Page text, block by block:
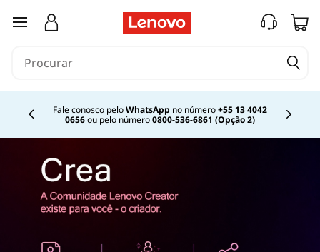
O
e
saltar para o conteúdo principal
Fale conosco peloWhatsApp no número+55 13 4042
0656ou pelo número0800-536-6861 (Opção 2)
Currently displaying item 2 of